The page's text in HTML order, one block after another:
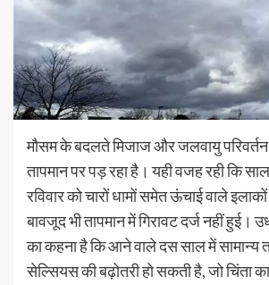
मौसम के बदलते मिजाज और जलवायु
तापमान पर पड़ रहा है। यही वजह रही कि
रविवार को चारों धामों समेत ऊंचाई वाले
बावजूद भी तापमान में गिरावट दर्ज नहीं हुई।
का कहना है कि आने वाले दस साल में सामान्य
सेल्सियस की बढ़ोतरी हो सकती है, जो चिंता